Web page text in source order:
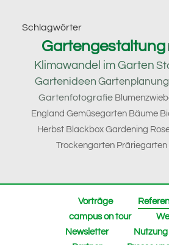
Footer
Schlagwörter
Gartengestaltung
Klimawandel im Garten
Gartenideen Gartenplanung
Gartenfotografie
England Gemüsegarten Bäume
Herbst Blackbox Gardening
Trockengarten Präriegarten
Vorträge
campus on tour
Newsletter